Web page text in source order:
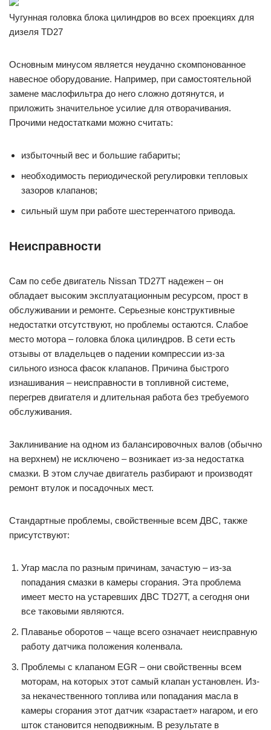
Чугунная головка блока цилиндров во всех проекциях для
дизеля TD27
Основным минусом является неудачно скомпонованное
навесное оборудование. Например, при самостоятельной
замене маслофильтра до него сложно дотянутся, и
приложить значительное усилие для отворачивания.
Прочими недостатками можно считать:
избыточный вес и большие габариты;
необходимость периодической регулировки тепловых
зазоров клапанов;
сильный шум при работе шестеренчатого привода.
Неисправности
Сам по себе двигатель Nissan TD27T надежен – он
обладает высоким эксплуатационным ресурсом, прост в
обслуживании и ремонте. Серьезные конструктивные
недостатки отсутствуют, но проблемы остаются. Слабое
место мотора – головка блока цилиндров. В сети есть
отзывы от владельцев о падении компрессии из-за
сильного износа фасок клапанов. Причина быстрого
изнашивания – неисправности в топливной системе,
перегрев двигателя и длительная работа без требуемого
обслуживания.
Заклинивание на одном из балансировочных валов (обычно
на верхнем) не исключено – возникает из-за недостатка
смазки. В этом случае двигатель разбирают и производят
ремонт втулок и посадочных мест.
Стандартные проблемы, свойственные всем ДВС, также
присутствуют:
Угар масла по разным причинам, зачастую – из-за
попадания смазки в камеры сгорания. Эта проблема
имеет место на устаревших ДВС TD27T, а сегодня они
все таковыми являются.
Плаванье оборотов – чаще всего означает неисправную
работу датчика положения коленвала.
Проблемы с клапаном EGR – они свойственны всем
моторам, на которых этот самый клапан установлен. Из-
за некачественного топлива или попадания масла в
камеры сгорания этот датчик «зарастает» нагаром, и его
шток становится неподвижным. В результате в